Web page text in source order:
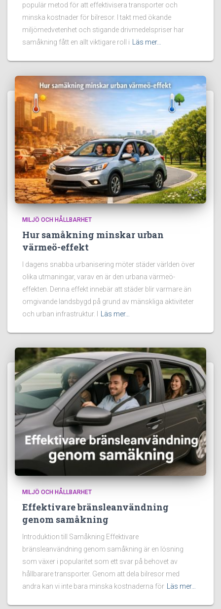
populär metod för att effektivisera transporter och
minska kostnader för bilresor. I takt med ökande
miljömedvetenhet och stigande drivmedelspriser har
samåkning fått en allt viktigare roll i
Läs mer…
MILJÖ OCH HÅLLBARHET
Hur samåkning minskar urban
värmeö-effekt
I dagens snabba urbanisering möter städer världen över
olika utmaningar, varav en är den urbana värmeö-
effekten. Denna effekt innebär att städer blir varmare än
omgivande landsbygd på grund av mänskliga aktiviteter
och urban infrastruktur. I
Läs mer…
MILJÖ OCH HÅLLBARHET
Effektivare bränsleanvändning
genom samåkning
Introduktion till Samåkning Effektivare
bränsleanvändning genom samåkning är en lösning
som växer i popularitet som ett svar på behovet av
hållbarare transporter. Genom att dela bilresor med
andra kan vi inte bara minska kostnaderna för
Läs mer…